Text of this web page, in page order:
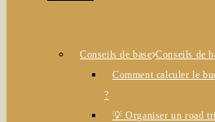
Conseils de base Conseils de
Comment calculer le
?
💡 Organiser un road